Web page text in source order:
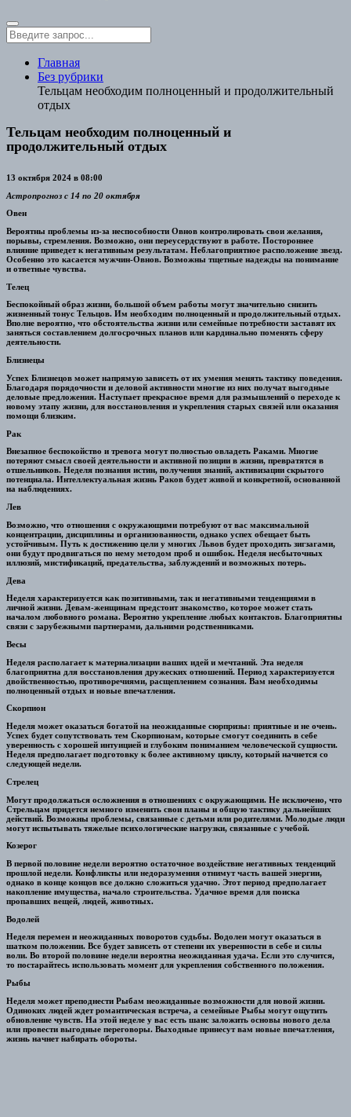
Главная
Без рубрики
Тельцам необходим полноценный и продолжительный
отдых
Тельцам необходим полноценный и
продолжительный отдых
13 октября 2024 в 08:00
Астропрогноз с 14 по 20 октября
Овен
Вероятны проблемы из-за неспособности Овнов контролировать свои желания,
порывы, стремления. Возможно, они переусердствуют в работе. Постороннее
влияние приведет к негативным результатам. Неблагоприятное расположение звезд.
Особенно это касается мужчин-Овнов. Возможны тщетные надежды на понимание
и ответные чувства.
Телец
Беспокойный образ жизни, большой объем работы могут значительно снизить
жизненный тонус Тельцов. Им необходим полноценный и продолжительный отдых.
Вполне вероятно, что обстоятельства жизни или семейные потребности заставят их
заняться составлением долгосрочных планов или кардинально поменять сферу
деятельности.
Близнецы
Успех Близнецов может напрямую зависеть от их умения менять тактику поведения.
Благодаря порядочности и деловой активности многие из них получат выгодные
деловые предложения. Наступает прекрасное время для размышлений о переходе к
новому этапу жизни, для восстановления и укрепления старых связей или оказания
помощи близким.
Рак
Внезапное беспокойство и тревога могут полностью овладеть Раками. Многие
потеряют смысл своей деятельности и активной позиции в жизни, превратятся в
отшельников. Неделя познания истин, получения знаний, активизации скрытого
потенциала. Интеллектуальная жизнь Раков будет живой и конкретной, основанной
на наблюдениях.
Лев
Возможно, что отношения с окружающими потребуют от вас максимальной
концентрации, дисциплины и организованности, однако успех обещает быть
устойчивым. Путь к достижению цели у многих Львов будет проходить зигзагами,
они будут продвигаться по нему методом проб и ошибок. Неделя несбыточных
иллюзий, мистификаций, предательства, заблуждений и возможных потерь.
Дева
Неделя характеризуется как позитивными, так и негативными тенденциями в
личной жизни. Девам-женщинам предстоит знакомство, которое может стать
началом любовного романа. Вероятно укрепление любых контактов. Благоприятны
связи с зарубежными партнерами, дальними родственниками.
Весы
Неделя располагает к материализации ваших идей и мечтаний. Эта неделя
благоприятна для восстановления дружеских отношений. Период характеризуется
двойственностью, противоречиями, расщеплением сознания. Вам необходимы
полноценный отдых и новые впечатления.
Скорпион
Неделя может оказаться богатой на неожиданные сюрпризы: приятные и не очень.
Успех будет сопутствовать тем Скорпионам, которые смогут соединить в себе
уверенность с хорошей интуицией и глубоким пониманием человеческой сущности.
Неделя предполагает подготовку к более активному циклу, который начнется со
следующей недели.
Стрелец
Могут продолжаться осложнения в отношениях с окружающими. Не исключено, что
Стрельцам придется немного изменить свои планы и общую тактику дальнейших
действий. Возможны проблемы, связанные с детьми или родителями. Молодые люди
могут испытывать тяжелые психологические нагрузки, связанные с учебой.
Козерог
В первой половине недели вероятно остаточное воздействие негативных тенденций
прошлой недели. Конфликты или недоразумения отнимут часть вашей энергии,
однако в конце концов все должно сложиться удачно. Этот период предполагает
накопление имущества, начало строительства. Удачное время для поиска
пропавших вещей, людей, животных.
Водолей
Неделя перемен и неожиданных поворотов судьбы. Водолеи могут оказаться в
шатком положении. Все будет зависеть от степени их уверенности в себе и силы
воли. Во второй половине недели вероятна неожиданная удача. Если это случится,
то постарайтесь использовать момент для укрепления собственного положения.
Рыбы
Неделя может преподнести Рыбам неожиданные возможности для новой жизни.
Одиноких людей ждет романтическая встреча, а семейные Рыбы могут ощутить
обновление чувств. На этой неделе у вас есть шанс заложить основы нового дела
или провести выгодные переговоры. Выходные принесут вам новые впечатления,
жизнь начнет набирать обороты.